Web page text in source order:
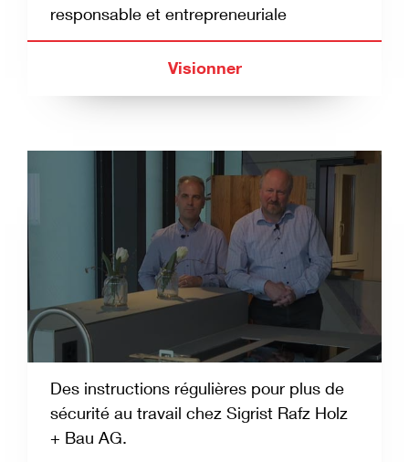
responsable et entrepreneuriale
Visionner
Des instructions régulières pour plus de
sécurité au travail chez Sigrist Rafz Holz
+ Bau AG.